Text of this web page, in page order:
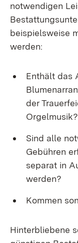
notwendigen
beispielsweise
werden:
Enthält das
der
Orgelmusik?
Sind alle
Gebühren
separat in
werden?
Kommen
Hinterbliebene